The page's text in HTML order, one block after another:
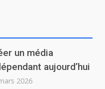
un média
aujourd’hui
2026